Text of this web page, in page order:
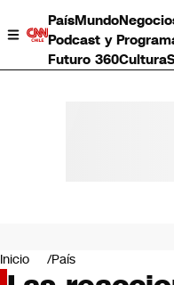
PaísMundo
Podcast y
Futuro 360Cultura
Negocios
Deportes
Inicio País